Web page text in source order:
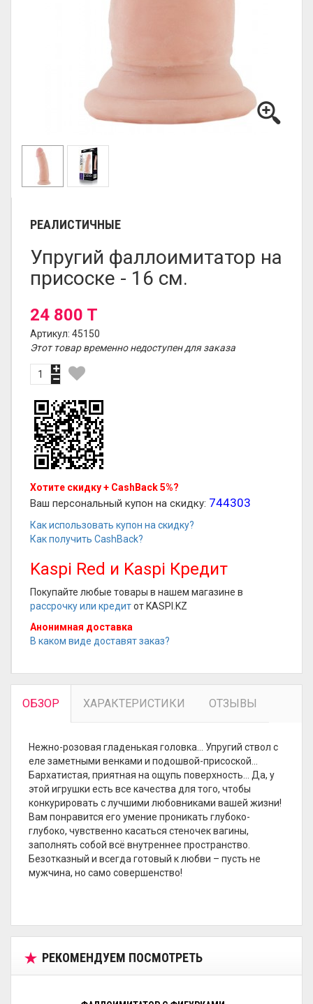
РЕАЛИСТИЧНЫЕ
Упругий фаллоимитатор на
присоске - 16 см.
24 800 T
Артикул: 45150
Этот товар временно недоступен для заказа
Хотите скидку + CashBack 5%?
Ваш персональный купон на скидку: 744303
Как использовать купон на скидку?
Как получить CashBack?
Kaspi Red и Kaspi Кредит
Покупайте любые товары в нашем магазине в
рассрочку или кредитот KASPI.KZ
Анонимная доставка
В каком виде доставят заказ?
ОБЗОР ХАРАКТЕРИСТИКИ ОТЗЫВЫ
Нежно-розовая гладенькая головка… Упругий ствол с
еле заметными венками и подошвой-присоской…
Бархатистая, приятная на ощупь поверхность… Да, у
этой игрушки есть все качества для того, чтобы
конкурировать с лучшими любовниками вашей жизни!
Вам понравится его умение проникать глубоко-
глубоко, чувственно касаться стеночек вагины,
заполнять собой всё внутреннее пространство.
Безотказный и всегда готовый к любви – пусть не
мужчина, но само совершенство!
РЕКОМЕНДУЕМ ПОСМОТРЕТЬ